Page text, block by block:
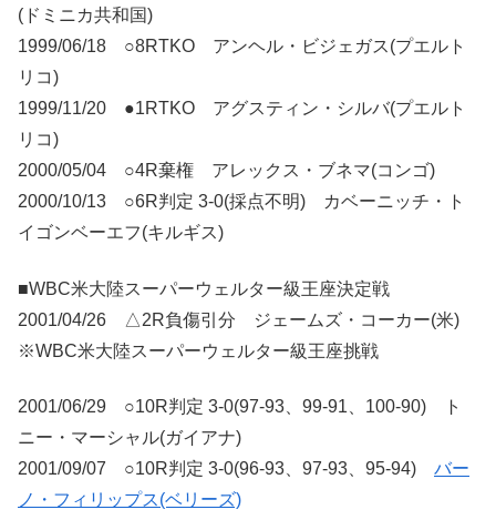
(ドミニカ共和国)
1999/06/18 ○8RTKO アンヘル・ビジェガス(プエルト
リコ)
1999/11/20 ●1RTKO アグスティン・シルバ(プエルト
リコ)
2000/05/04 ○4R棄権 アレックス・ブネマ(コンゴ)
2000/10/13 ○6R判定 3-0(採点不明) カベーニッチ・ト
イゴンベーエフ(キルギス)
■WBC米大陸スーパーウェルター級王座決定戦
2001/04/26 △2R負傷引分 ジェームズ・コーカー(米)
※WBC米大陸スーパーウェルター級王座挑戦
2001/06/29 ○10R判定 3-0(97-93、99-91、100-90) ト
ニー・マーシャル(ガイアナ)
2001/09/07 ○10R判定 3-0(96-93、97-93、95-94) バー
ノ・フィリップス(ベリーズ)